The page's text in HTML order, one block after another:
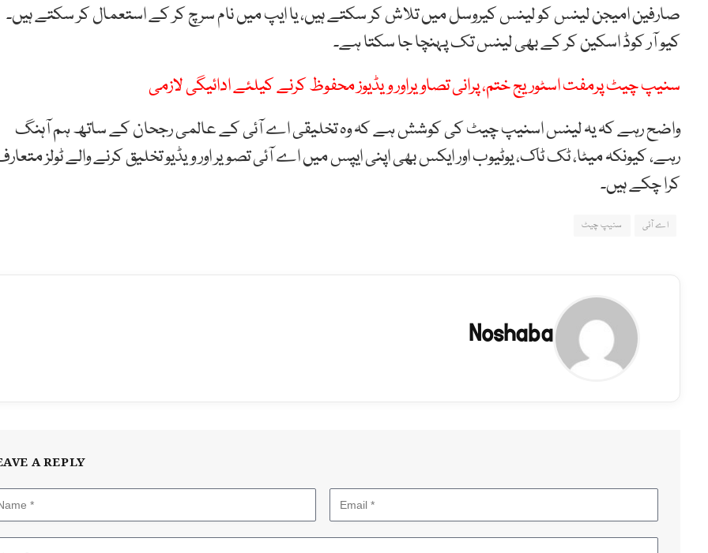
صارفین امیجن لینس کو لینس کیروسل میں تلاش کر سکتے ہیں، یا ایپ میں نام سرچ کر کے استعمال کر سکتے ہیں۔
کیو آر کوڈ اسکین کر کے بھی لینس تک پہنچا جا سکتا ہے۔
سنیپ چیٹ پرمفت اسٹوریج ختم، پرانی تصاویراور ویڈیوز محفوظ کرنے کیلئے ادائیگی لازمی
واضح رہے کہ یہ لینس اسنیپ چیٹ کی کوشش ہے کہ وہ تخلیقی اے آئی کے عالمی رجحان کے ساتھ ہم آہنگ
رہے، کیونکہ میٹا، ٹک ٹاک، یوٹیوب اور ایکس بھی اپنی ایپس میں اے آئی تصویر اور ویڈیو تخلیق کرنے والے ٹولز
کرا چکے ہیں۔
اے آئی سنیپ چیٹ
Noshaba
A REPLY